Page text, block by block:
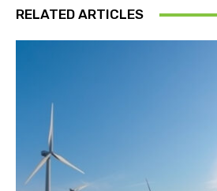
RELATED ARTICLES